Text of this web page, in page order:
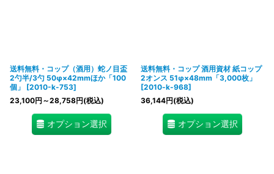
送料無料・コップ（酒用）蛇ノ目盃
2勺半/3勺 50φ×42mmほか「100
個」
[2010-k-753]
23,100円 ～28,758円(税込)
オプション選択
送料無料・コップ 酒用資材 紙コップ
2オンス 51φ×48mm「3,000枚」
[2010-k-968]
36,144円(税込)
オプション選択